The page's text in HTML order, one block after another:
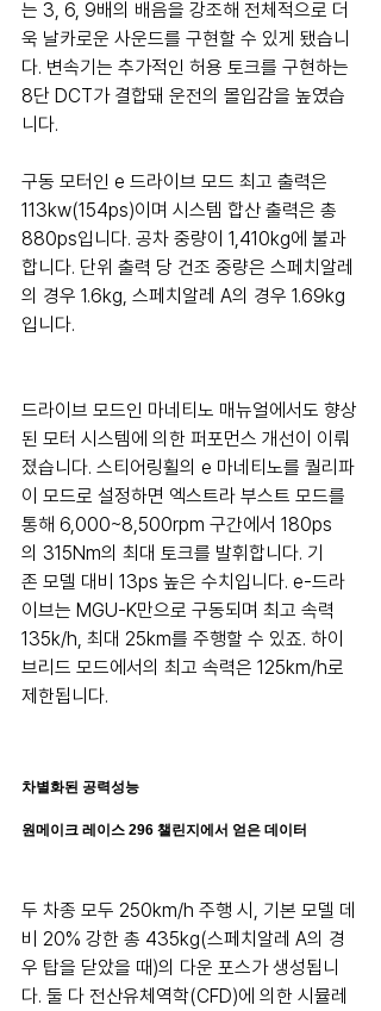
는 3, 6, 9배의 배음을 강조해 전체적으로 더
욱 날카로운 사운드를 구현할 수 있게 됐습니
다. 변속기는 추가적인 허용 토크를 구현하는
8단 DCT가 결합돼 운전의 몰입감을 높였습
니다.
구동 모터인 e 드라이브 모드 최고 출력은
113kw(154ps)이며 시스템 합산 출력은 총
880ps입니다. 공차 중량이 1,410kg에 불과
합니다. 단위 출력 당 건조 중량은 스페치알레
의 경우 1.6kg, 스페치알레 A의 경우 1.69kg
입니다.
드라이브 모드인 마네티노 매뉴얼에서도 향상
된 모터 시스템에 의한 퍼포먼스 개선이 이뤄
졌습니다. 스티어링휠의 e 마네티노를 퀄리파
이 모드로 설정하면 엑스트라 부스트 모드를
통해 6,000~8,500rpm 구간에서 180ps
의 315Nm의 최대 토크를 발휘합니다. 기
존 모델 대비 13ps 높은 수치입니다. e-드라
이브는 MGU-K만으로 구동되며 최고 속력
135k/h, 최대 25km를 주행할 수 있죠. 하이
브리드 모드에서의 최고 속력은 125km/h로
제한됩니다.
차별화된 공력성능
원메이크 레이스 296 챌린지에서 얻은 데이터
두 차종 모두 250km/h 주행 시, 기본 모델 데
비 20% 강한 총 435kg(스페치알레 A의 경
우 탑을 닫았을 때)의 다운 포스가 생성됩니
다. 둘 다 전산유체역학(CFD)에 의한 시뮬레